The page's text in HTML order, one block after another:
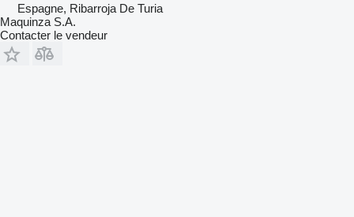
Espagne, Ribarroja De Turia
Maquinza S.A.
Contacter le vendeur